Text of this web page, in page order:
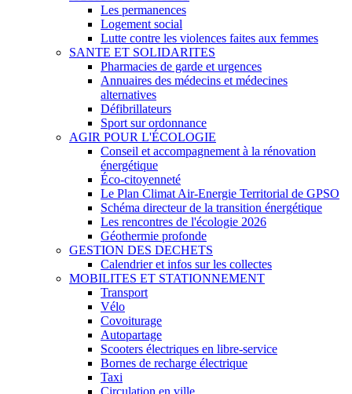
Les permanences
Logement social
Lutte contre les violences faites aux femmes
SANTE ET SOLIDARITES
Pharmacies de garde et urgences
Annuaires des médecins et médecines
alternatives
Défibrillateurs
Sport sur ordonnance
AGIR POUR L'ÉCOLOGIE
Conseil et accompagnement à la rénovation
énergétique
Éco-citoyenneté
Le Plan Climat Air-Energie Territorial de GPSO
Schéma directeur de la transition énergétique
Les rencontres de l'écologie 2026
Géothermie profonde
GESTION DES DECHETS
Calendrier et infos sur les collectes
MOBILITES ET STATIONNEMENT
Transport
Vélo
Covoiturage
Autopartage
Scooters électriques en libre-service
Bornes de recharge électrique
Taxi
Circulation en ville